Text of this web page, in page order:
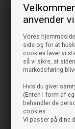
anvender
Vores
side og for at
cookies laver vi
så vi sikre, at
markedsføring
Hvis du giver
(Enten i form af
behandler de
cookies.
Vi passer på dine
Vask og pleje
Lil' Atelier Body -
229,95 91,98
På lager, klar til